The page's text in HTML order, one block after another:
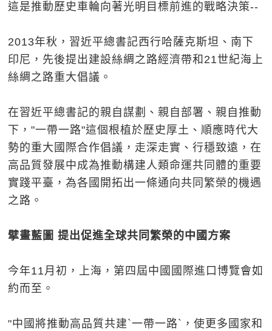
這是推動歷史車輪向著光明目標前進的戰略決策--
2013年秋，習近平總書記西行哈薩克斯坦、南下
印尼，先後提出建設絲綢之路經濟帶和21世紀海上
絲綢之路重大倡議。
在習近平總書記的親自謀劃、親自部署、親自推動
下，"一帶一路"這個根植於歷史厚土、順應時代大
勢的重大國際合作倡議，走深走實、行穩致遠，在
高品質發展中成為推動構建人類命運共同體的重要
實踐平臺，為各國開拓出一條通向共同繁榮的機遇
之路。
擘畫藍圖 提出促進全球共同繁榮的中國方案
今年11月初，上海，第四屆中國國際進口博覽會如
約而至。
"中國將推動高品質共建`一帶一路`，使更多國家和